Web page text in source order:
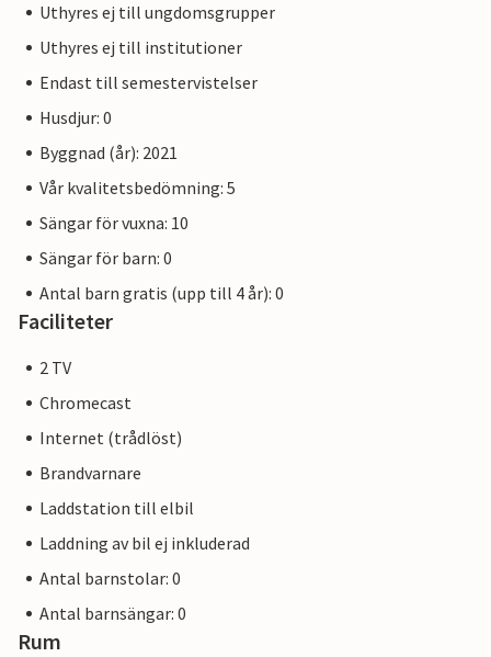
Uthyres ej till ungdomsgrupper
Uthyres ej till institutioner
Endast till semestervistelser
Husdjur: 0
Byggnad (år): 2021
Vår kvalitetsbedömning: 5
Sängar för vuxna: 10
Sängar för barn: 0
Antal barn gratis (upp till 4 år): 0
Faciliteter
2 TV
Chromecast
Internet (trådlöst)
Brandvarnare
Laddstation till elbil
Laddning av bil ej inkluderad
Antal barnstolar: 0
Antal barnsängar: 0
Rum